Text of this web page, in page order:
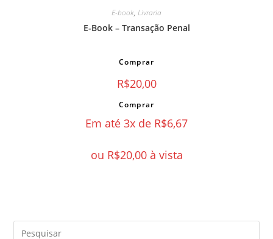
E-book, Livraria
E-Book – Transação Penal
Comprar
R$20,00
Comprar
Em até 3x de R$6,67
ou R$20,00 à vista